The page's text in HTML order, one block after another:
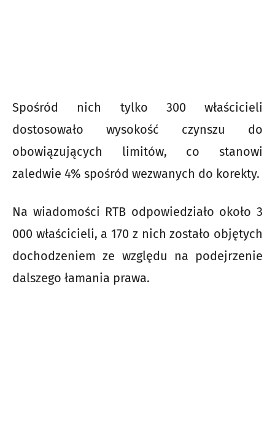
Spośród nich tylko 300 właścicieli
dostosowało wysokość czynszu do
obowiązujących limitów, co stanowi
zaledwie 4% spośród wezwanych do korekty.
Na wiadomości RTB odpowiedziało około 3
000 właścicieli, a 170 z nich zostało objętych
dochodzeniem ze względu na podejrzenie
dalszego łamania prawa.